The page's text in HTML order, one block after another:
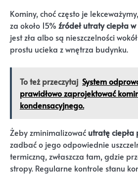
Kominy, choć często je
za około 15% źródeł utraty ciepła
jest zła albo są nieszczelności
prostu ucieka z wnętrza budynku.
To też przeczytaj System
prawidłowo zaprojektować
kondensacyjnego.
Żeby zminimalizować utratę ciepła
zadbać o jego odpowiednie
termiczną, zwłaszcza tam, gdzie
stropy. Regularne kontrole stanu